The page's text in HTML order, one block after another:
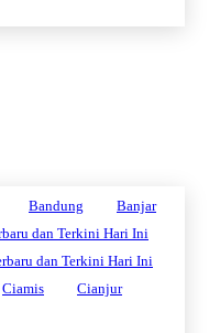
Bandung
Banjar
dan Terkini Hari Ini
dan Terkini Hari Ini
Ciamis Cianjur